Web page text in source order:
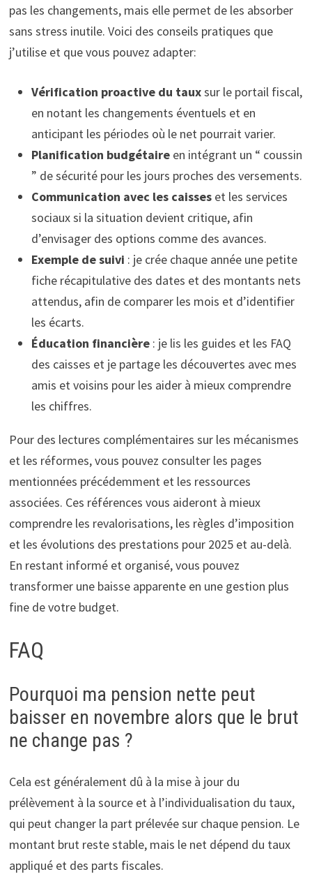
pas les changements, mais elle permet de les absorber
sans stress inutile. Voici des conseils pratiques que
j’utilise et que vous pouvez adapter:
Vérification proactive du tauxsur le portail fiscal,
en notant les changements éventuels et en
anticipant les périodes où le net pourrait varier.
Planification budgétaireen intégrant un “ coussin
” de sécurité pour les jours proches des versements.
Communication avec les caisseset les services
sociaux si la situation devient critique, afin
d’envisager des options comme des avances.
Exemple de suivi : je crée chaque année une petite
fiche récapitulative des dates et des montants nets
attendus, afin de comparer les mois et d’identifier
les écarts.
Éducation financière: je lis les guides et les FAQ
des caisses et je partage les découvertes avec mes
amis et voisins pour les aider à mieux comprendre
les chiffres.
Pour des lectures complémentaires sur les mécanismes
et les réformes, vous pouvez consulter les pages
mentionnées précédemment et les ressources
associées. Ces références vous aideront à mieux
comprendre les revalorisations, les règles d’imposition
et les évolutions des prestations pour 2025 et au-delà.
En restant informé et organisé, vous pouvez
transformer une baisse apparente en une gestion plus
fine de votre budget.
FAQ
Pourquoi ma pension nette peut
baisser en novembre alors que le brut
ne change pas ?
Cela est généralement dû à la mise à jour du
prélèvement à la source et à l’individualisation du taux,
qui peut changer la part prélevée sur chaque pension. Le
montant brut reste stable, mais le net dépend du taux
appliqué et des parts fiscales.